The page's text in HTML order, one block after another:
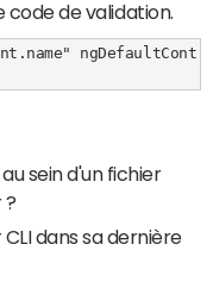
code de validation.
ngDefaultCont
sein d'un fichier
?
dans sa dernière